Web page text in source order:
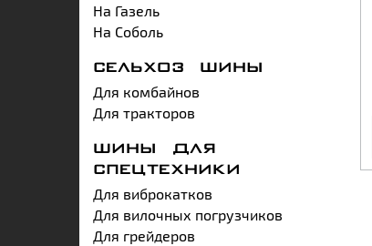
На Газель
На Соболь
СЕЛЬХОЗ ШИНЫ
Для комбайнов
Для тракторов
ШИНЫ ДЛЯ
СПЕЦТЕХНИКИ
Для виброкатков
Для вилочных погрузчиков
Для грейдеров